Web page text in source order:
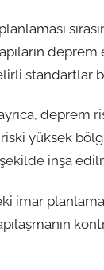
standartlar
deprem
yüksek
inşa
imar